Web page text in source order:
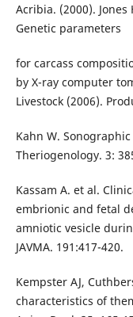
Acribia. (2000). Jones
Genetic parameters
for carcass
by X-ray computer
Livestock (2006).
Kahn W.
Theriogenology. 3:
Kassam A. et al.
embrionic and fetal
amniotic vesicle
JAVMA. 191:417-420.
Kempster AJ,
characteristics of